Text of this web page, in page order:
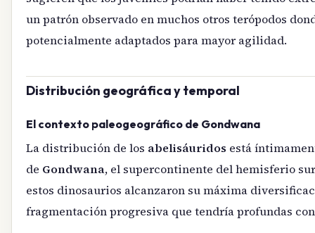
un patrón observado en muchos otros terópodos
potencialmente adaptados para mayor agilidad.
Distribución geográfica y temporal
El contexto paleogeográfico de Gondwana
La distribución de los abelisáuridos está
de Gondwana, el supercontinente del hemisferio
estos dinosaurios alcanzaron su máxima
fragmentación progresiva que tendría profundas